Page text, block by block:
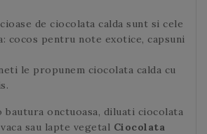
de ciocolata calda sunt si cele
cocos pentru note exotice, capsuni
le propunem ciocolata calda cu
bautura onctuoasa, diluati ciocolata
sau lapte vegetal Ciocolata